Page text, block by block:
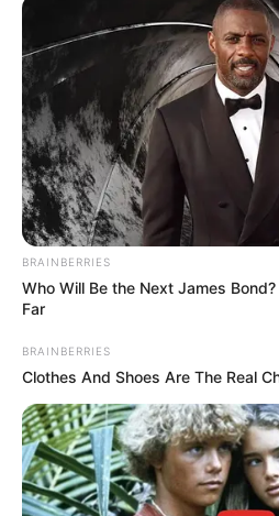
BRAINBERRIES
Who Will Be the Next James
Far
BRAINBERRIES
Clothes And Shoes Are The Real